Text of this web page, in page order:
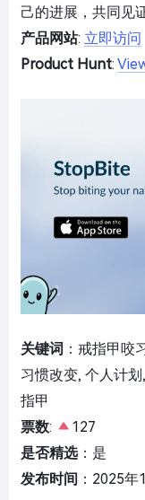
己的进展，共同见
产品网站: 立即访问
Product Hunt:
关键词 ：戒指甲咬
习惯改变, 个人计
指甲
票数:
127
是否精选：是
发布时间 ：2025